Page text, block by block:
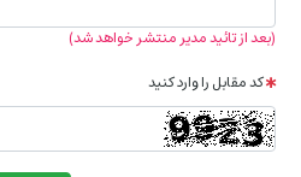
(بعد از تائید مدیر منتشر خواهد شد)
کد مقابل را وارد کنید